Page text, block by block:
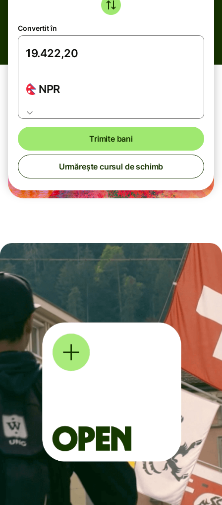
Convertit în
NPR
Trimite bani
Urmărește cursul de schimb